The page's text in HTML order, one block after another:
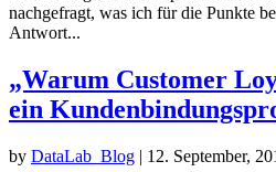
nachgefragt, was ich für die Punkte
Antwort...
„Warum Customer
ein
by DataLab_Blog | 12. September,